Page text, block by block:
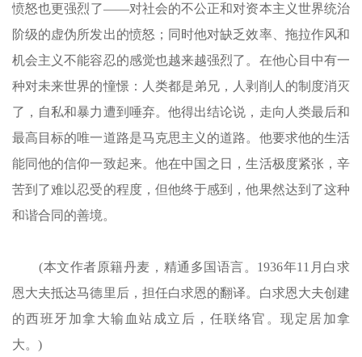
愤怒也更强烈了——对社会的不公正和对资本主义世界统治
阶级的虚伪所发出的愤怒；同时他对缺乏效率、拖拉作风和
机会主义不能容忍的感觉也越来越强烈了。在他心目中有一
种对未来世界的憧憬：人类都是弟兄，人剥削人的制度消灭
了，自私和暴力遭到唾弃。他得出结论说，走向人类最后和
最高目标的唯一道路是马克思主义的道路。他要求他的生活
能同他的信仰一致起来。他在中国之日，生活极度紧张，辛
苦到了难以忍受的程度，但他终于感到，他果然达到了这种
和谐合同的善境。
(本文作者原籍丹麦，精通多国语言。1936年11月白求
恩大夫抵达马德里后，担任白求恩的翻译。白求恩大夫创建
的西班牙加拿大输血站成立后，任联络官。现定居加拿
大。)